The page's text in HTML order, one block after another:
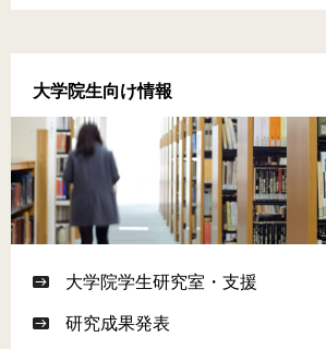
大学院生向け情報
大学院学生研究室・支援
研究成果発表